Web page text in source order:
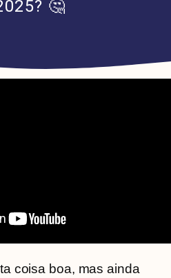
🤔
coisa boa, mas ainda